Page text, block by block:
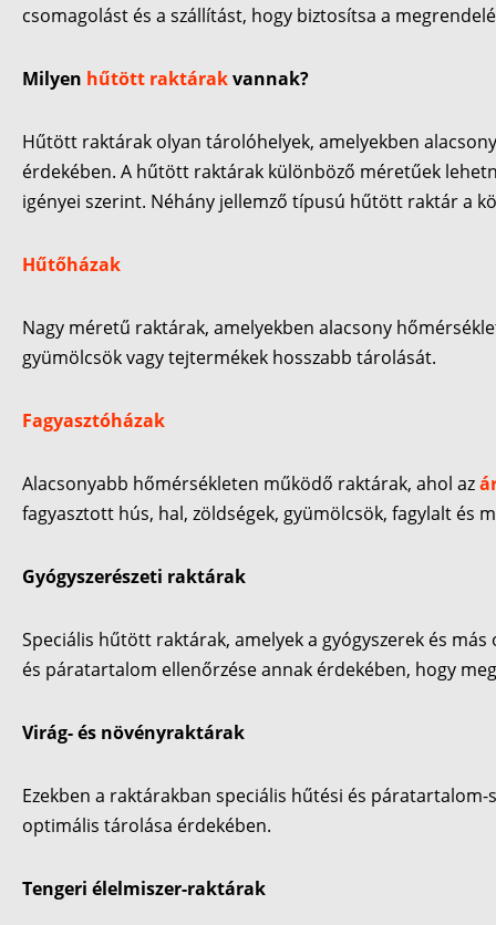
csomagolást és a szállítást, hogy biztosítsa a
Milyen hűtött raktárakvannak?
Hűtött raktárak olyan tárolóhelyek, amelyekben
érdekében. A hűtött raktárak különböző méretűek
igényei szerint. Néhány jellemző típusú hűtött raktár a
Hűtőházak
Nagy méretű raktárak, amelyekben alacsony
gyümölcsök vagy tejtermékek hosszabb tárolását.
Fagyasztóházak
Alacsonyabb hőmérsékleten működő raktárak, ahol az
fagyasztott hús, hal, zöldségek, gyümölcsök, fagylalt és
Gyógyszerészeti raktárak
Speciális hűtött raktárak, amelyek a gyógyszerek és
és páratartalom ellenőrzése annak érdekében, hogy
Virág- és növényraktárak
Ezekben a raktárakban speciális hűtési és
optimális tárolása érdekében.
Tengeri élelmiszer-raktárak